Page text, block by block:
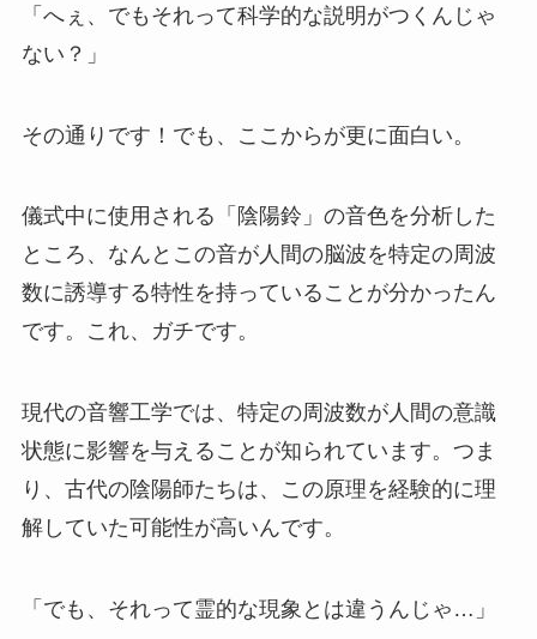
「へぇ、でもそれって科学的な説明がつくんじゃ
ない？」
その通りです！でも、ここからが更に面白い。
儀式中に使用される「陰陽鈴」の音色を分析した
ところ、なんとこの音が人間の脳波を特定の周波
数に誘導する特性を持っていることが分かったん
です。これ、ガチです。
現代の音響工学では、特定の周波数が人間の意識
状態に影響を与えることが知られています。つま
り、古代の陰陽師たちは、この原理を経験的に理
解していた可能性が高いんです。
「でも、それって霊的な現象とは違うんじゃ…」